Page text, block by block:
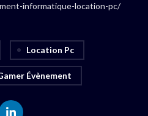
informatique-location-pc/
Location Pc
Évènement